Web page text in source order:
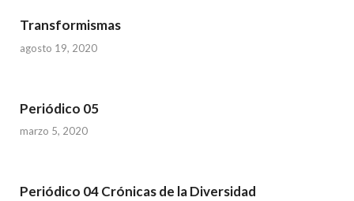
Transformismas
agosto 19, 2020
Periódico 05
marzo 5, 2020
Periódico 04 Crónicas de la Diversidad